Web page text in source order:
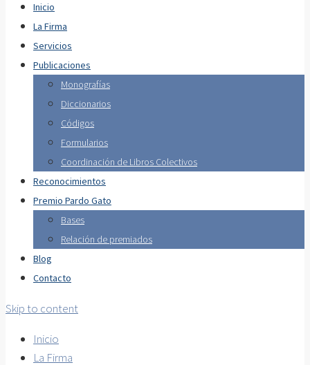
Inicio
La Firma
Servicios
Publicaciones
Monografías
Diccionarios
Códigos
Formularios
Coordinación de Libros Colectivos
Reconocimientos
Premio Pardo Gato
Bases
Relación de premiados
Blog
Contacto
Skip to content
Inicio
La Firma